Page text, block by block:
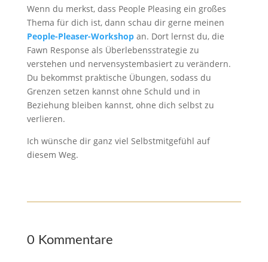
Wenn du merkst, dass People Pleasing ein großes
Thema für dich ist, dann schau dir gerne meinen
People-Pleaser-Workshopan. Dort lernst du, die
Fawn Response als Überlebensstrategie zu
verstehen und nervensystembasiert zu verändern.
Du bekommst praktische Übungen, sodass du
Grenzen setzen kannst ohne Schuld und in
Beziehung bleiben kannst, ohne dich selbst zu
verlieren.
Ich wünsche dir ganz viel Selbstmitgefühl auf
diesem Weg.
0 Kommentare